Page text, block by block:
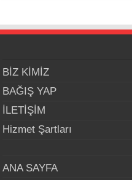
BİZ KİMİZ
BAĞIŞ YAP
İLETİŞİM
Hizmet Şartları
ANA SAYFA